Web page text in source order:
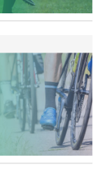
specificità"